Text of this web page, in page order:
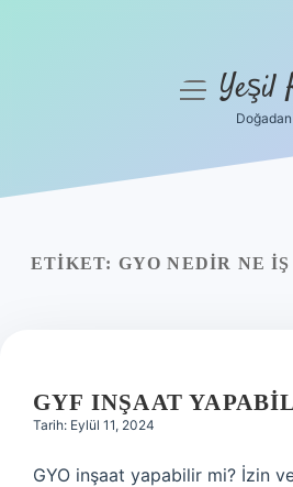
Yasal Uyarı
menüyüYeşil
ETIKET: GYO NEDIR NE IŞ
GYF INŞAAT
Tarih: Eylül 11, 2024
GYO inşaat yapabilir mi? İzin